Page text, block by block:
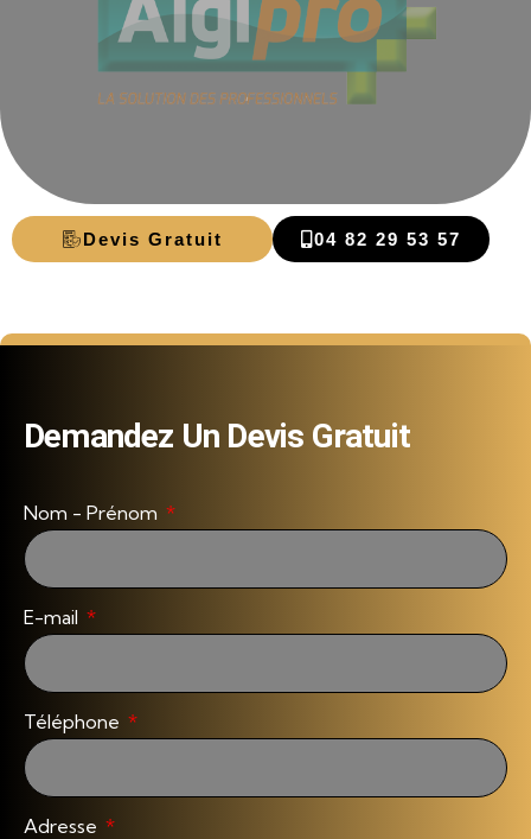
Devis Gratuit 04 82 29 53 57
Demandez Un Devis Gratuit
Nom - Prénom
E-mail
Téléphone
Adresse